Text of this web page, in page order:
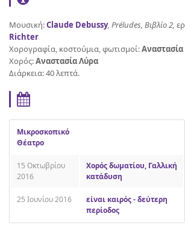
Μουσική:Claude Debussy, Préludes, Βιβλίο 2,
Richter
Χορογραφία, κοστούμια, φωτισμοί:
Χορός:Αναστασία Λύρα
Διάρκεια: 40 λεπτά.
Μικροσκοπικό
Θέατρο
15 Οκτωβρίου
2016
Χορός δωματίου, Γαλλική
κατάδυση
25 Ιουνίου 2016
είναι καιρός - δεύτερη
περίοδος